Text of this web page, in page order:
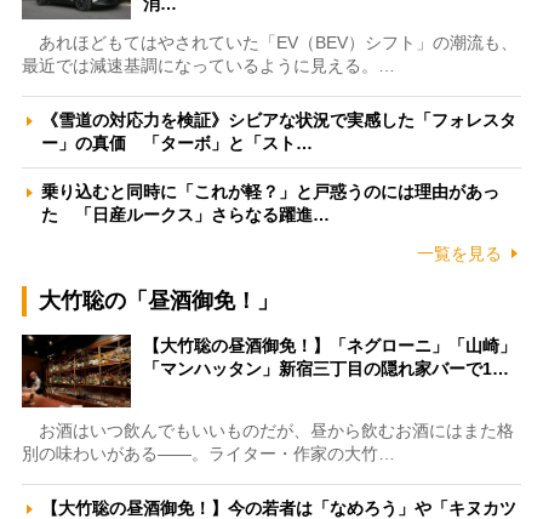
あれほどもてはやされていた「EV（BEV）シフト」の潮流も、
最近では減速基調になっているように見える。…
《雪道の対応力を検証》シビアな状況で実感した「フォレスタ
ー」の真価 「ターボ」と「スト…
乗り込むと同時に「これが軽？」と戸惑うのには理由があっ
た 「日産ルークス」さらなる躍進…
一覧を見る
大竹聡の「昼酒御免！」
【大竹聡の昼酒御免！】「ネグローニ」「山崎」
「マンハッタン」新宿三丁目の隠れ家バーで1…
お酒はいつ飲んでもいいものだが、昼から飲むお酒にはまた格
別の味わいがある――。ライター・作家の大竹…
【大竹聡の昼酒御免！】今の若者は「なめろう」や「キヌカツ